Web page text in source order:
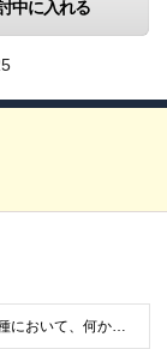
中に入れる
ポジションマッチ登録対象職種において、何かしらの知識・経験を有する方